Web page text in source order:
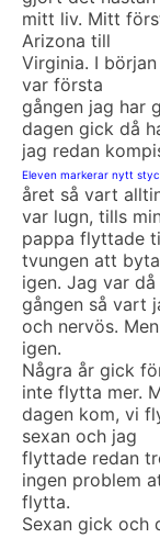
mitt liv. Mitt
Arizona till
Virginia. I
var första
gången jag har
dagen gick då
jag redan
Eleven markerar nytt
året så vart
var lugn, tills min
pappa flyttade
tvungen att
igen. Jag var
gången så vart
och nervös.
igen.
Några år gick
inte flytta mer.
dagen kom, vi
sexan och jag
flyttade redan
ingen problem
flytta.
Sexan gick och